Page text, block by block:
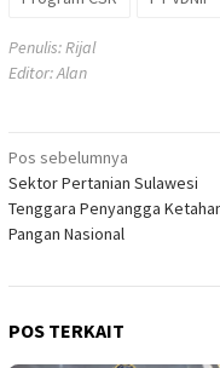
Penulis: Rijal
Editor: Alan
Navigasi
pos
Pos sebelumnya
Sektor Pertanian Sulawesi
Tenggara Penyangga
Pangan Nasional
POS TERKAIT